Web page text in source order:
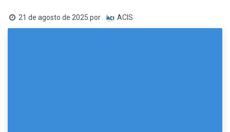
21 de agosto de 2025 por ACIS